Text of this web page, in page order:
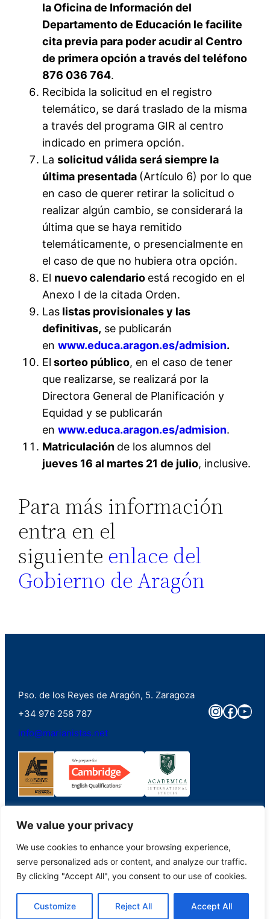
We value your privacy
We use cookies to enhance your browsing experience,
serve personalized ads or content, and analyze our traffic.
By clicking "Accept All", you consent to our use of cookies.
Customize Reject All Accept All
la Oficina de Información del
Departamento de Educación le facilite
cita previa para poder acudir al Centro
de primera opción a través del teléfono
876 036 764.
Recibida la solicitud en el registro
telemático, se dará traslado de la misma
a través del programa GIR al centro
indicado en primera opción.
Lasolicitud válida será siempre la
última presentada (Artículo 6) por lo que
en caso de querer retirar la solicitud o
realizar algún cambio, se considerará la
última que se haya remitido
telemáticamente, o presencialmente en
el caso de que no hubiera otra opción.
El nuevo calendario está recogido en el
Anexo I de la citada Orden.
Las listas provisionales y las
definitivas, se publicarán
enwww.educa.aragon.es/admision.
El sorteo público, en el caso de tener
que realizarse, se realizará por la
Directora General de Planificación y
Equidad y se publicarán
enwww.educa.aragon.es/admision.
Matriculación de los alumnos del
jueves 16 al martes 21 de julio, inclusive.
Para más información
entra en el
siguiente enlace del
Gobierno de Aragón
Pso. de los Reyes de Aragón, 5. Zaragoza
+34 976 258 787
info@marianistas.net
©2023. Colegio Santa Maria del Pilar Marianistas (Zaragoza). Derechos
Cookies